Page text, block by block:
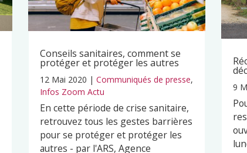
Conseils sanitaires, comment se
protéger et protéger les autres
12 Mai 2020 | Communiqués de presse,
Infos Zoom Actu
En cette période de crise sanitaire,
retrouvez tous les gestes barrières
pour se protéger et protéger les
autres - par l'ARS, Agence
9